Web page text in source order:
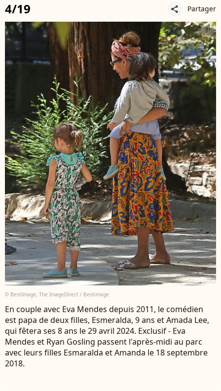
4/19 share Partager
© BestImage, The ImageDirect / Bestimage
En couple avec Eva Mendes depuis 2011, le comédien
est papa de deux filles, Esmeralda, 9 ans et Amada Lee,
qui fêtera ses 8 ans le 29 avril 2024. Exclusif - Eva
Mendes et Ryan Gosling passent l'après-midi au parc
avec leurs filles Esmaralda et Amanda le 18 septembre
2018.